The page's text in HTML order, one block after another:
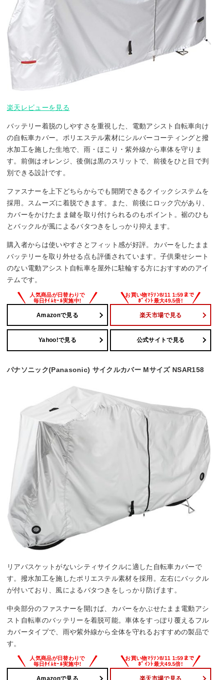
楽天レビューを見る
バッテリー着脱のしやすさを重視した、電動アシスト自転車向け
の自転車カバー。ポリエステル素材にシルバーコーティングと撥
水加工を施した生地で、雨・ほこり・紫外線から車体を守りま
す。前側はオレンジ、後側は黒のスリットで、前後をひと目で判
別できる設計です。
ファスナーを上下どちらからでも開閉できるクイックシステムを
採用。スムーズに着脱できます。また、前後にロック穴があり、
カバーをかけたまま鍵を取り付けられるのもポイント。裾のひも
とバックルが風によるバタつきをしっかり抑えます。
購入者からは使いやすさとフィット感が好評。カバーをしたまま
バッテリーを取り外せる点も評価されています。子供乗せシート
のない電動アシスト自転車を屋外に駐輪する方におすすめのアイ
テムです。
Amazonで見る 楽天市場で見る
Yahoo!で見る 公式サイトで見る
パナソニック(Panasonic) サイクルカバー Mサイズ NSAR158
リアバスケットがないシティサイクルに適した自転車カバーで
す。撥水加工を施したポリエステル素材を採用。左右にバックル
が付いており、風によるバタつきをしっかり防げます。
中央部分のファスナーを開けば、カバーをかぶせたまま電動アシ
スト自転車のバッテリーを着脱可能。車体をすっぽり覆えるフル
カバータイプで、雨や紫外線から全体を守れるおすすめの製品で
す。